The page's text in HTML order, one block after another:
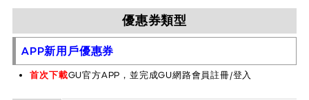
優惠券類型
APP新用戶優惠券
首次下載GU官方APP，並完成GU網路會員註冊/登入